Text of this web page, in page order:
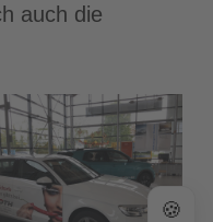
auch die
🍪